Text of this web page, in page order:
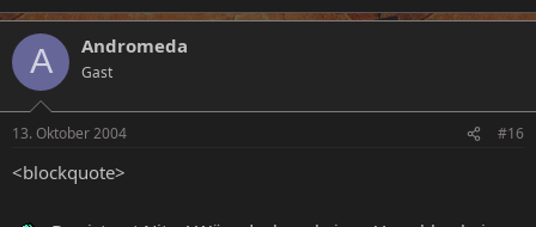
A Andromeda
Gast
13. Oktober 2004 #16
<blockquote>